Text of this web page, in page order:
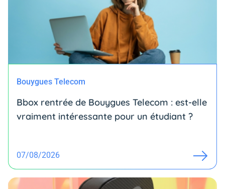
Bouygues Telecom
Bbox rentrée de Bouygues Telecom : est-elle
vraiment intéressante pour un étudiant ?
07/08/2026